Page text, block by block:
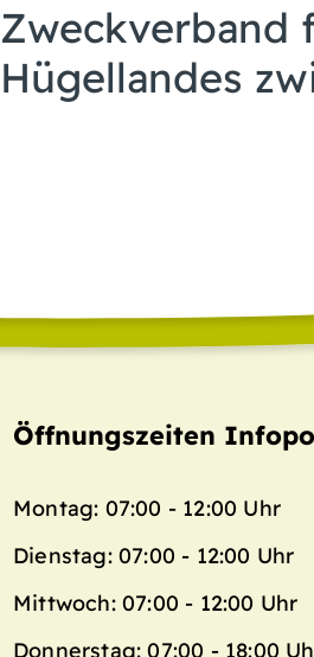
Zweckverband
Hügellandes
Öffnungszeiten
Montag: 07:00 - 12:00 Uhr
Dienstag: 07:00 - 12:00 Uhr
Mittwoch: 07:00 - 12:00 Uhr
Donnerstag: 07:00 - 18:00